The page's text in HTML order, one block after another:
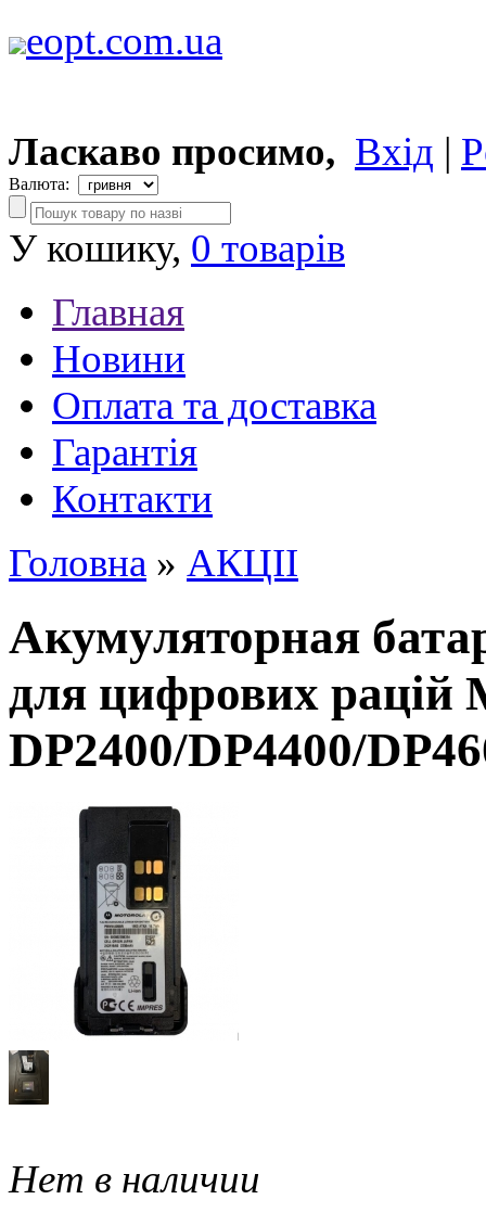
eopt.com.ua
Ласкаво просимо, Вхід |
Валюта:
У кошику, 0 товарів
Главная
Новини
Оплата та доставка
Гарантія
Контакти
Головна » АКЦІІ
Акумуляторная
для цифрових рацій
DP2400/DP4400/
Нет в наличии